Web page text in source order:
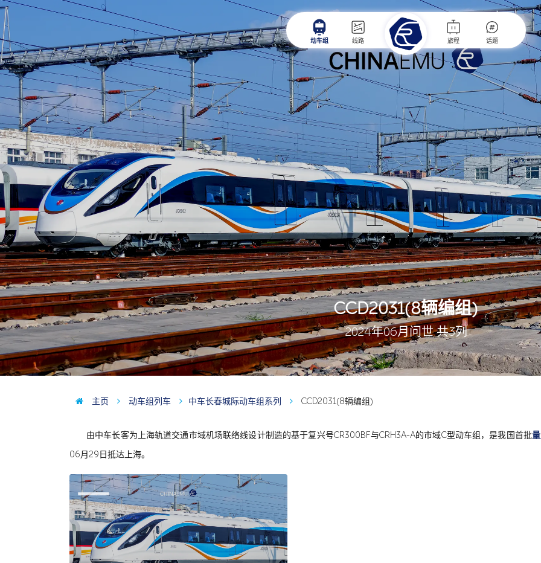
动车组 线路 旅程 话题
CCD2031(8辆编组)
2024年06月问世 共3列
主页 动车组列车 中车长春城际动车组系列 CCD2031(8辆编组)
由中车长客为上海轨道交通市域机场联络线设计制造的基于复兴号CR300BF与CRH3A-A的市域C型动车组，是我国首批
06月29日抵达上海。